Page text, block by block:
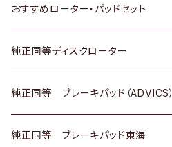
ダイハツ
マツダ
三菱
スバル
いすゞ
ダイハツ
マツダ
三菱
いすゞ
ダイハツ
三菱
日野
スズキ
日産
ダイハツ
マツダ
ホンダ
スズキ
日産
いすゞ
トヨタ
日産
いすゞ
ダイハツ
おすすめローター・パッドセット
トヨタ
ホンダ
スズキ
純正同等ディスクローター
トヨタ
ホンダ
純正同等 ブレーキパッド（ADVICS）
トヨタ
純正同等 ブレーキパッド東海